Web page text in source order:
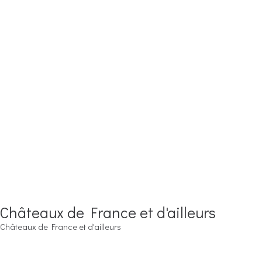
Châteaux de France et d'ailleurs
Châteaux de France et d'ailleurs